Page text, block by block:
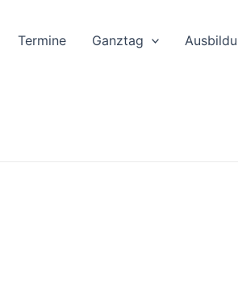
Termine Ganztag